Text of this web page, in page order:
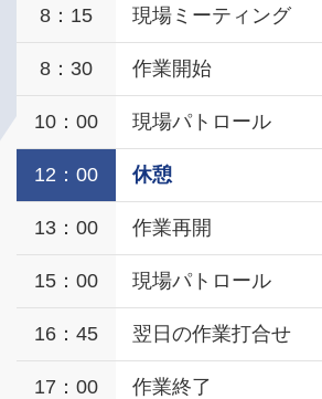
8：15 現場ミーティング
8：30 作業開始
10：00 現場パトロール
12：00 休憩
13：00 作業再開
15：00 現場パトロール
16：45 翌日の作業打合せ
17：00 作業終了